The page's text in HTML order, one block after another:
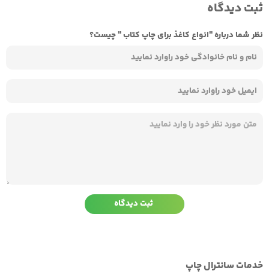
ثبت دیدگاه
نظر شما درباره "انواع کاغذ برای چاپ کتاب " چیست؟
خدمات سانترال چاپ